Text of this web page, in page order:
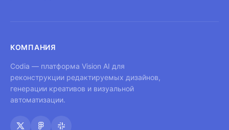
КОМПАНИЯ
Codia — платформа Vision AI для
реконструкции редактируемых дизайнов,
генерации креативов и визуальной
автоматизации.